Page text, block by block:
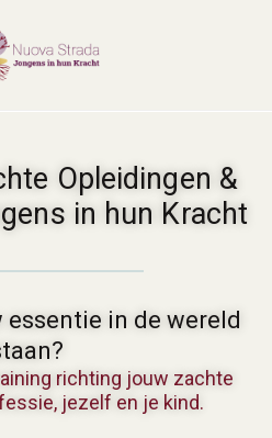
Opleidingen &
in hun Kracht
in de wereld
richting jouw zachte
jezelf en je kind.